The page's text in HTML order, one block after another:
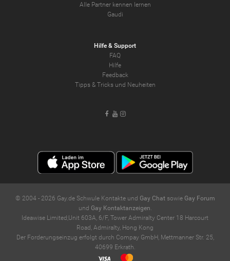
Alle Partner kennen lernen
Gaudi
Hilfe & Support
FAQ
Hilfe
Feedback
Tipps & Tricks und Neuheiten
Facebook
YoutubeInstagram
© 2004 - 2026 Gay.de Schwule Kontakte und Gay Chatsowie Gay Forum
und Gay Kontaktanzeigen.
Ideawise Limited;Unit 603A, 6/F, Tower Admiralty Center 18 Harcourt
Road, Admiralty, Hong Kong
Der Forderungseinzug erfolgt durch Compay GmbH, Mettmanner Str. 25,
40699 Erkrath.